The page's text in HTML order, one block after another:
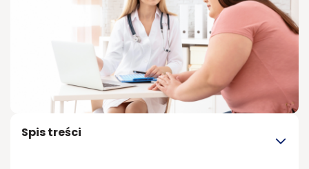
Jak
osoba
może
radzić z
Spis treści